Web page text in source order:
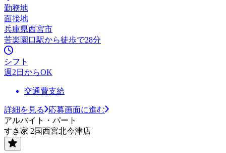
勤務地
面接地
兵庫県西宮市
苦楽園口駅から徒歩で28分
シフト
週2日からOK
交通費支給
詳細を見る
応募画面に進む
アルバイト・パート
すき家 2国西宮北今津店